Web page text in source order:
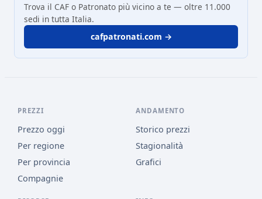
Trova il CAF o Patronato più vicino a te — oltre 11.000
sedi in tutta Italia.
cafpatronati.com →
PREZZI
Prezzo oggi
Per regione
Per provincia
Compagnie
ANDAMENTO
Storico prezzi
Stagionalità
Grafici